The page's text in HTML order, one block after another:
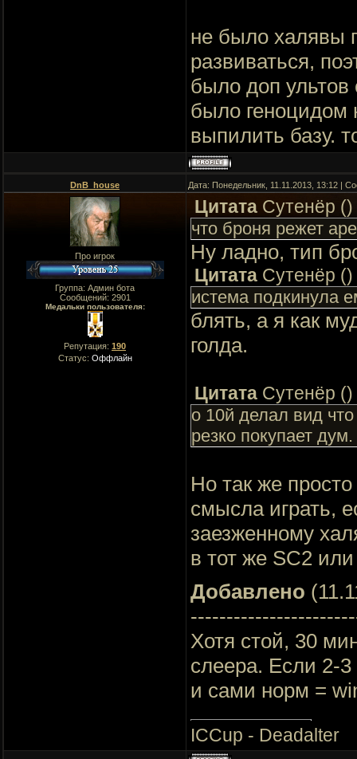
не было халявы
развиваться,
было доп ультов
было геноцидом
выпилить базу.
DnB_house Дата: Понедельник, 11.11.2013, 13:12 |
Про игрок
Группа: Админ бота
Сообщений: 2901
Медальки пользователя:
Репутация: 190
Статус: Оффлайн
Цитата Сутенёр ()
что броня режет
Ну ладно, тип
Цитата Сутенёр ()
истема подкинула
блять, а я как
голда.
Цитата Сутенёр ()
о 10й делал вид
резко покупает
Но так же
смысла играть,
заезженному
в тот же SC2
Добавлено
Хотя стой, 30
слеера. Если 2-
и сами норм =
ICCup - Deadalter